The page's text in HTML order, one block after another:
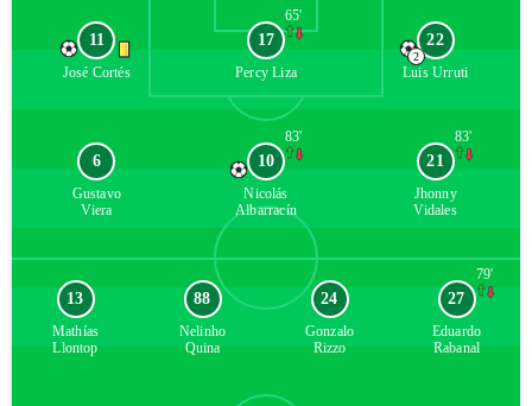
13
Mathías
Llontop
88
Nelinho
Quina
24
Gonzalo
Rizzo
27
79'
Eduardo
Rabanal
6
Gustavo
Viera
10
83'
Nicolás
Albarracín
21
83'
Jhonny
Vidales
11
José Cortés
17
65'
Percy Liza
2
22
Luis Urruti